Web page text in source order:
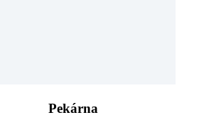
Pekárna